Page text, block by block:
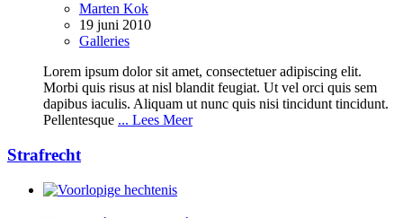
Marten Kok
19 juni 2010
Galleries
Lorem ipsum dolor sit amet, consectetuer adipiscing elit.
Morbi quis risus at nisl blandit feugiat. Ut vel orci quis sem
dapibus iaculis. Aliquam ut nunc quis nisi tincidunt tincidunt.
Pellentesque ... Lees Meer
Strafrecht